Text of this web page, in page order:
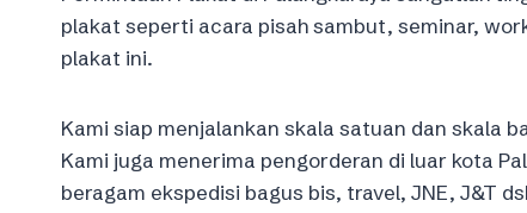
plakat seperti acara pisah sambut, seminar,
plakat ini.
Kami siap menjalankan skala satuan dan skala
Kami juga menerima pengorderan di luar kota
beragam ekspedisi bagus bis, travel, JNE, J&T